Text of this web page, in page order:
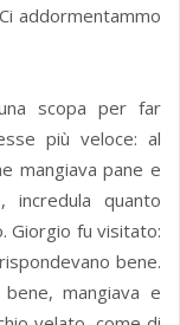
addormentammo
scopa per far
più veloce: al
mangiava pane e
incredula quanto
Giorgio fu visitato:
bene.
mangiava e